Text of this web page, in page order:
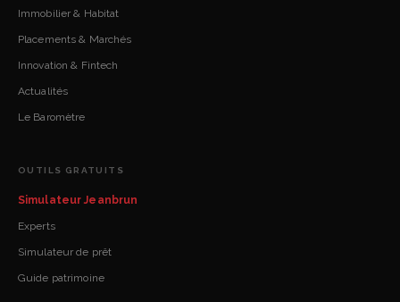
Immobilier & Habitat
Placements & Marchés
Innovation & Fintech
Actualités
Le Baromètre
OUTILS GRATUITS
Simulateur Jeanbrun
Experts
Simulateur de prêt
Guide patrimoine